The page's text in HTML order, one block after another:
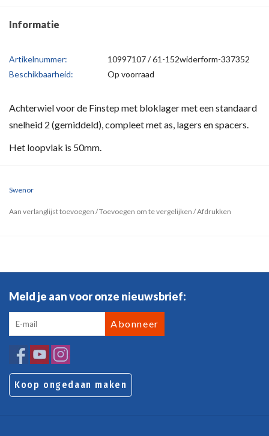
Informatie
Artikelnummer:
10997107 / 61-152widerform-337352
Beschikbaarheid:
Op voorraad
Achterwiel voor de Finstep met bloklager met een standaard
snelheid 2 (gemiddeld), compleet met as, lagers en spacers.
Het loopvlak is 50mm.
Swenor
Aan verlanglijst toevoegen /Toevoegen om te vergelijken /Afdrukken
Meld je aan voor onze nieuwsbrief:
Abonneer
Koop ongedaan maken